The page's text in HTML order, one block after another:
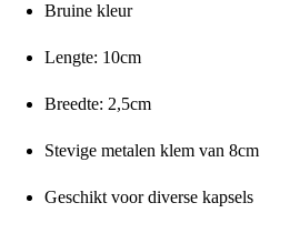
Bruine kleur
Lengte: 10cm
Breedte: 2,5cm
Stevige metalen klem van 8cm
Geschikt voor diverse kapsels